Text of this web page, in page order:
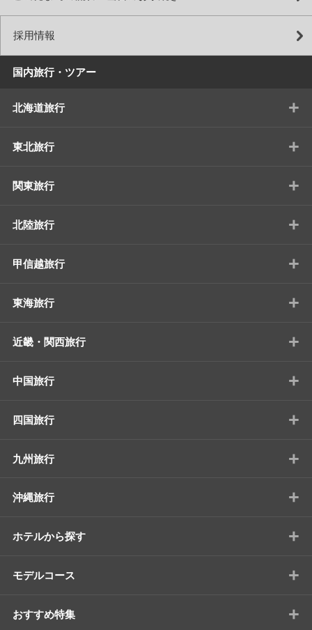
採用情報
国内旅行・ツアー
北海道旅行 +
東北旅行 +
関東旅行 +
北陸旅行 +
甲信越旅行 +
東海旅行 +
近畿・関西旅行 +
中国旅行 +
四国旅行 +
九州旅行 +
沖縄旅行 +
ホテルから探す +
モデルコース +
おすすめ特集 +